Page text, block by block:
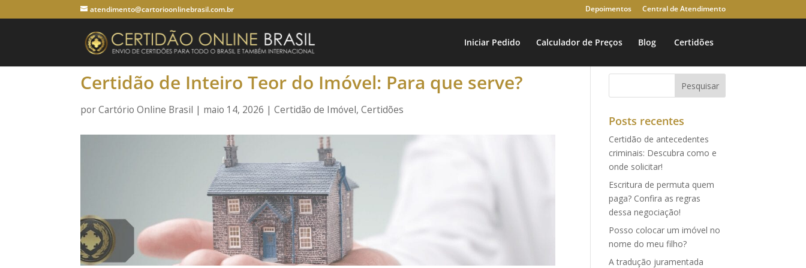
atendimento@cartorioonlinebrasil.com.br Depoimentos Central de Atendimento
Iniciar Pedido Calculador de Preços Blog Certidões
Certidão de Inteiro Teor do Imóvel: Para que serve?
porCartório Online Brasil | maio 14, 2026 |Certidão de Imóvel,Certidões
Posts recentes
Certidão de antecedentes
criminais: Descubra como e
onde solicitar!
Escritura de permuta quem
paga? Confira as regras
dessa negociação!
Posso colocar um imóvel no
nome do meu filho?
A tradução juramentada